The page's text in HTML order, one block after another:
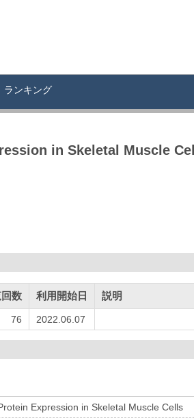
ランキング
in Skeletal Muscle
数 利用開始日 説明
76 2022.06.07
Expression in Skeletal Muscle Cells